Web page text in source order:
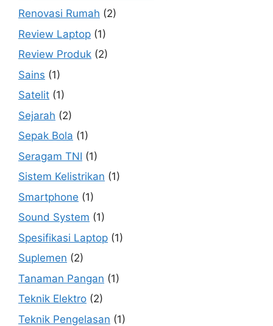
Renovasi Rumah (2)
Review Laptop (1)
Review Produk (2)
Sains (1)
Satelit (1)
Sejarah (2)
Sepak Bola (1)
Seragam TNI (1)
Sistem Kelistrikan (1)
Smartphone (1)
Sound System (1)
Spesifikasi Laptop (1)
Suplemen (2)
Tanaman Pangan (1)
Teknik Elektro (2)
Teknik Pengelasan (1)